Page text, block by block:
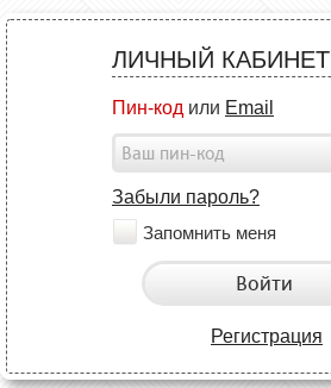
ЛИЧНЫЙ КАБИНЕТ
Пин-код или Email
Забыли пароль?
Запомнить меня
Войти
Регистрация